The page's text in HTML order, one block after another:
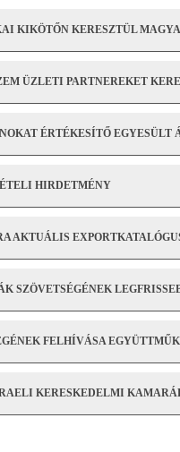
KIKÖTŐN KERESZTÜL
ÜZLETI PARTNEREKET
ÉRTÉKESÍTŐ
HIRDETMÉNY
AKTUÁLIS
SZÖVETSÉGÉNEK
FELHÍVÁSA
KERESKEDELMI KAMARÁK